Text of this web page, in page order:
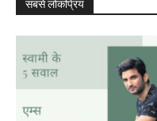
सबसे लोकप्रिय